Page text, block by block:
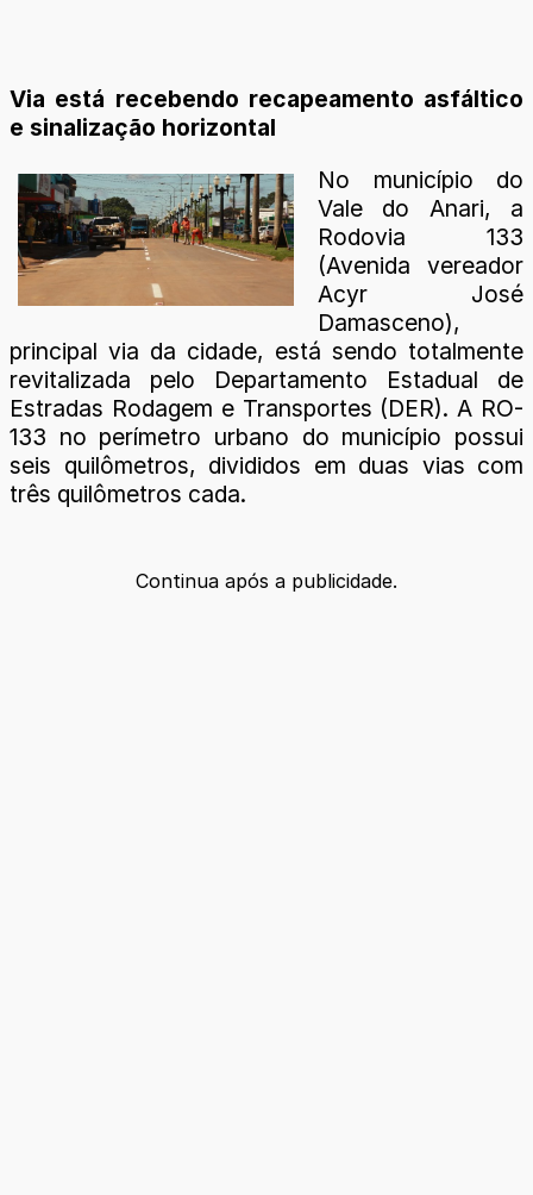
Via está recebendo recapeamento asfáltico
e sinalização horizontal
No município do
Vale do Anari, a
Rodovia 133
(Avenida vereador
Acyr José
Damasceno),
principal via da cidade, está sendo totalmente
revitalizada pelo Departamento Estadual de
Estradas Rodagem e Transportes (DER). A RO-
133 no perímetro urbano do município possui
seis quilômetros, divididos em duas vias com
três quilômetros cada.
Continua após a publicidade.